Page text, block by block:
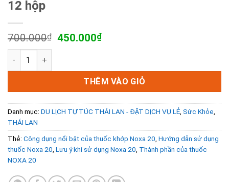
12 hộp
700.000₫ Giá
700.000₫.
450.000₫Giá
là:
450.000₫.
Thuốc Noxa 20 Thái Lan - Giúp điều trị bệnh xương khớp
THÊM VÀO GIỎ
Danh mục: DU LỊCH TỰ TÚC THÁI LAN - ĐẶT DỊCH VỤ LẺ, Sức Khỏe,
THÁI LAN
Thẻ: Công dụng nổi bật của thuốc khớp Noxa 20, Hướng dẫn sử dụng
thuốc Noxa 20, Lưu ý khi sử dụng Noxa 20, Thành phần của thuốc
NOXA 20